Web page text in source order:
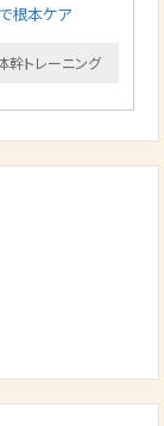
根本ケア
幹トレーニング